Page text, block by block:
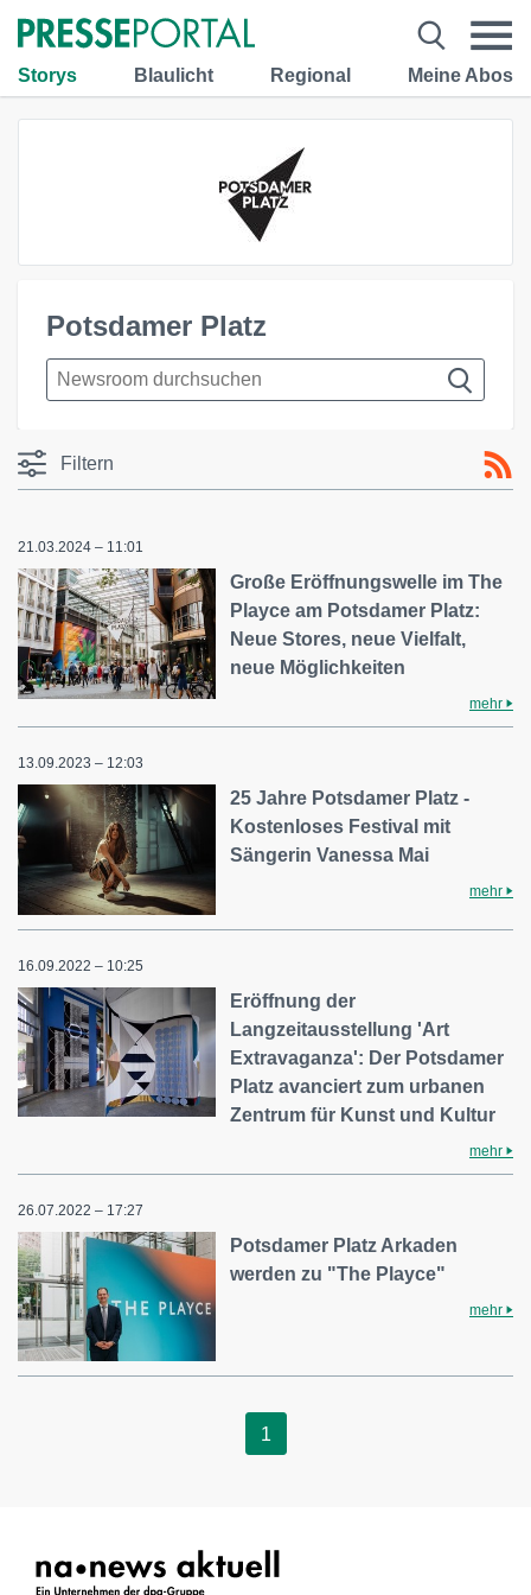
Storys Blaulicht Regional Meine Abos
Potsdamer Platz
Filtern
21.03.2024 – 11:01
Große Eröffnungswelle im The
Playce am Potsdamer Platz:
Neue Stores, neue Vielfalt,
neue Möglichkeiten
mehr
13.09.2023 – 12:03
25 Jahre Potsdamer Platz -
Kostenloses Festival mit
Sängerin Vanessa Mai
mehr
16.09.2022 – 10:25
Eröffnung der
Langzeitausstellung 'Art
Extravaganza': Der Potsdamer
Platz avanciert zum urbanen
Zentrum für Kunst und Kultur
mehr
26.07.2022 – 17:27
Potsdamer Platz Arkaden
werden zu "The Playce"
mehr
1